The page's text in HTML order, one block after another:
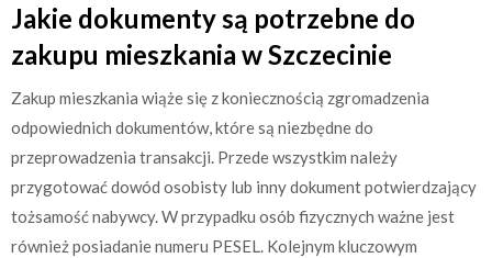
Jakie dokumenty są potrzebne do
zakupu mieszkania w Szczecinie
Zakup mieszkania wiąże się z koniecznością zgromadzenia
odpowiednich dokumentów, które są niezbędne do
przeprowadzenia transakcji. Przede wszystkim należy
przygotować dowód osobisty lub inny dokument potwierdzający
tożsamość nabywcy. W przypadku osób fizycznych ważne jest
również posiadanie numeru PESEL. Kolejnym kluczowym